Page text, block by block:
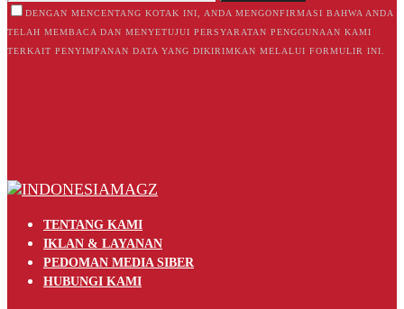
DENGAN MENCENTANG KOTAK INI, ANDA MENGONFIRMASI BAHWA ANDA
TELAH MEMBACA DAN MENYETUJUI PERSYARATAN PENGGUNAAN KAMI
TERKAIT PENYIMPANAN DATA YANG DIKIRIMKAN MELALUI FORMULIR INI.
TENTANG KAMI
IKLAN & LAYANAN
PEDOMAN MEDIA SIBER
HUBUNGI KAMI